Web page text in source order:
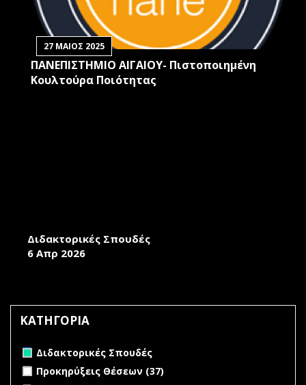
27 ΜΑΙΟΣ 2025
ΠΑΝΕΠΙΣΤΗΜΙΟ ΑΙΓΑΙΟΥ- Πιστοποιημένη
Κουλτούρα Ποιότητας
Διδακτορικές Σπουδές
6 Απρ 2026
ΚΑΤΗΓΟΡΙΑ
Remove Διδακτορικές Σπουδές filter
Διδακτορικές Σπουδές
Apply Προκηρύξεις Θέσεων filter
Προκηρύξεις Θέσεων (37)